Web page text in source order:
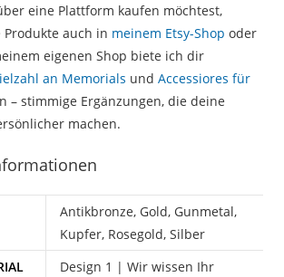
eine Plattform kaufen möchtest,
auch in meinem Etsy-Shop oder
eigenen Shop biete ich dir
an Memorials undAccessiores für
– stimmige Ergänzungen, die deine
machen.
Antikbronze, Gold, Gunmetal,
Kupfer, Rosegold, Silber
Design 1 | Wir wissen Ihr